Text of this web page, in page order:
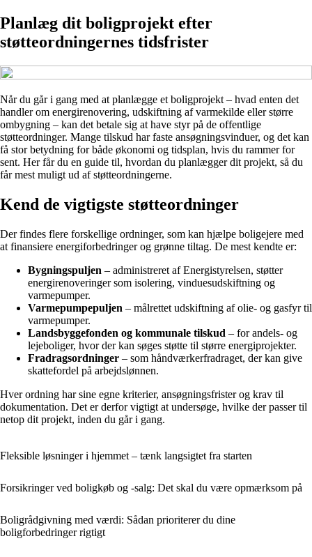
Planlæg dit boligprojekt efter
støtteordningernes tidsfrister
Når du går i gang med at planlægge et boligprojekt – hvad enten det
handler om energirenovering, udskiftning af varmekilde eller større
ombygning – kan det betale sig at have styr på de offentlige
støtteordninger. Mange tilskud har faste ansøgningsvinduer, og det kan
få stor betydning for både økonomi og tidsplan, hvis du rammer for
sent. Her får du en guide til, hvordan du planlægger dit projekt, så du
får mest muligt ud af støtteordningerne.
Kend de vigtigste støtteordninger
Der findes flere forskellige ordninger, som kan hjælpe boligejere med
at finansiere energiforbedringer og grønne tiltag. De mest kendte er:
Bygningspuljen – administreret af Energistyrelsen, støtter
energirenoveringer som isolering, vinduesudskiftning og
varmepumper.
Varmepumpepuljen – målrettet udskiftning af olie- og gasfyr til
varmepumper.
Landsbyggefonden og kommunale tilskud – for andels- og
lejeboliger, hvor der kan søges støtte til større energiprojekter.
Fradragsordninger – som håndværkerfradraget, der kan give
skattefordel på arbejdslønnen.
Hver ordning har sine egne kriterier, ansøgningsfrister og krav til
dokumentation. Det er derfor vigtigt at undersøge, hvilke der passer til
netop dit projekt, inden du går i gang.
Fleksible løsninger i hjemmet – tænk langsigtet fra starten
Forsikringer ved boligkøb og -salg: Det skal du være opmærksom på
Boligrådgivning med værdi: Sådan prioriterer du dine
boligforbedringer rigtigt